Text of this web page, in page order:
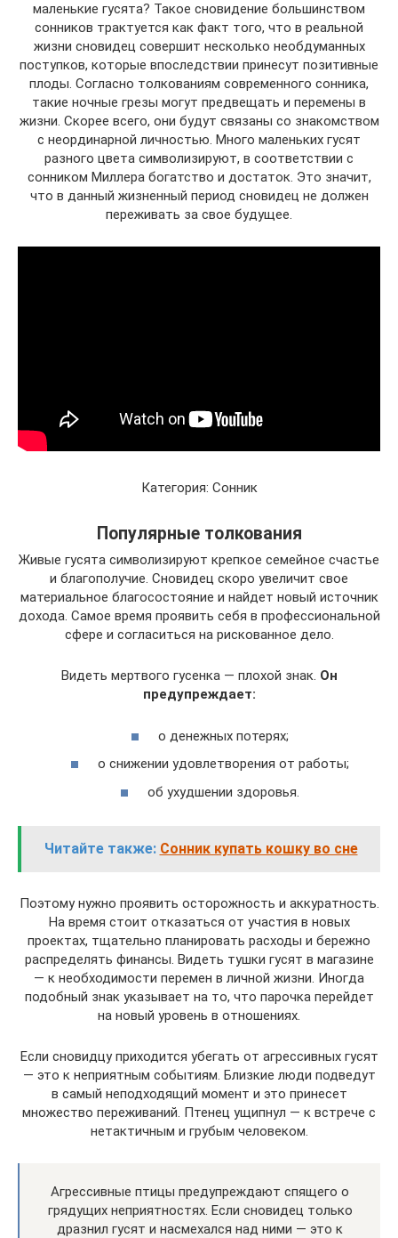
маленькие гусята? Такое сновидение большинством
сонников трактуется как факт того, что в реальной
жизни сновидец совершит несколько необдуманных
поступков, которые впоследствии принесут позитивные
плоды. Согласно толкованиям современного сонника,
такие ночные грезы могут предвещать и перемены в
жизни. Скорее всего, они будут связаны со знакомством
с неординарной личностью. Много маленьких гусят
разного цвета символизируют, в соответствии с
сонником Миллера богатство и достаток. Это значит,
что в данный жизненный период сновидец не должен
переживать за свое будущее.
Категория: Сонник
Популярные толкования
Живые гусята символизируют крепкое семейное счастье
и благополучие. Сновидец скоро увеличит свое
материальное благосостояние и найдет новый источник
дохода. Самое время проявить себя в профессиональной
сфере и согласиться на рискованное дело.
Видеть мертвого гусенка — плохой знак. Он
предупреждает:
о денежных потерях;
о снижении удовлетворения от работы;
об ухудшении здоровья.
Читайте также: Сонник купать кошку во сне
Поэтому нужно проявить осторожность и аккуратность.
На время стоит отказаться от участия в новых
проектах, тщательно планировать расходы и бережно
распределять финансы. Видеть тушки гусят в магазине
— к необходимости перемен в личной жизни. Иногда
подобный знак указывает на то, что парочка перейдет
на новый уровень в отношениях.
Если сновидцу приходится убегать от агрессивных гусят
— это к неприятным событиям. Близкие люди подведут
в самый неподходящий момент и это принесет
множество переживаний. Птенец ущипнул — к встрече с
нетактичным и грубым человеком.
Агрессивные птицы предупреждают спящего о
грядущих неприятностях. Если сновидец только
дразнил гусят и насмехался над ними — это к